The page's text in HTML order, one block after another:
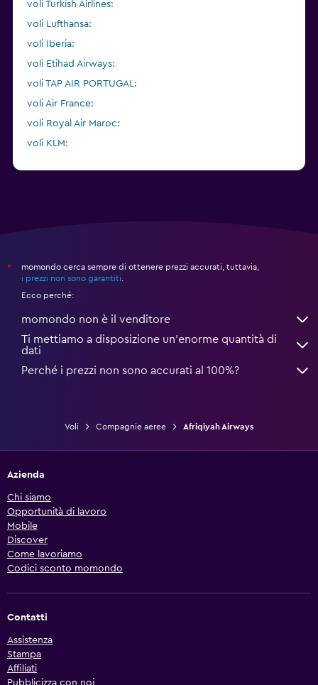
voli Turkish Airlines:
voli Lufthansa:
voli Iberia:
voli Etihad Airways:
voli TAP AIR PORTUGAL:
voli Air France:
voli Royal Air Maroc:
voli KLM:
*
momondo cerca sempre di ottenere prezzi accurati, tuttavia,
i prezzi non sono garantiti
Ecco perché:
momondo non è il venditore
Ti mettiamo a disposizione un’enorme quantità di
dati
Perché i prezzi non sono accurati al 100%?
Voli Compagnie aeree Afriqiyah Airways
Azienda
Chi siamo
Opportunità di lavoro
Mobile
Discover
Come lavoriamo
Codici sconto momondo
Contatti
Assistenza
Stampa
Affiliati
Pubblicizza con noi